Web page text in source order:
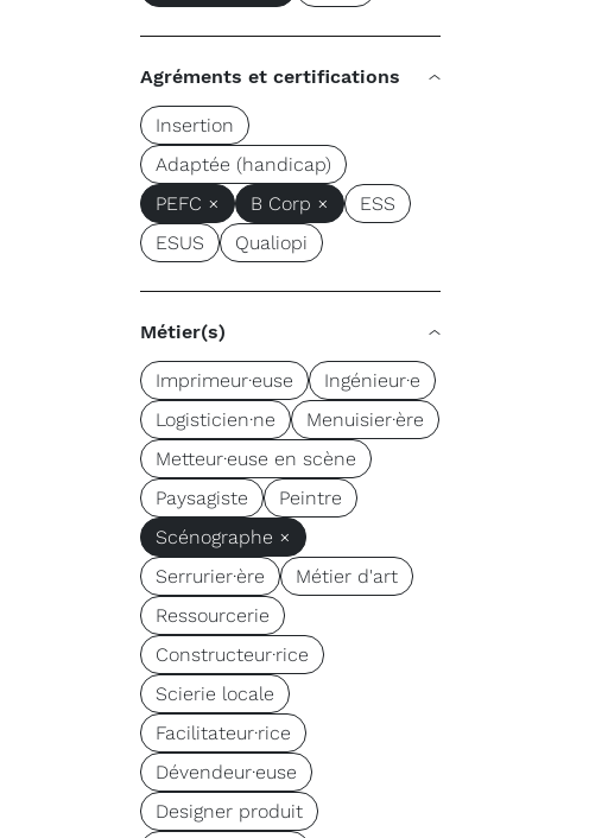
Agréments et certifications
Insertion
Adaptée (handicap)
PEFC ×
B Corp ×
ESS
ESUS
Qualiopi
Métier(s)
Imprimeur·euse
Ingénieur·e
Logisticien·ne
Menuisier·ère
Metteur·euse en scène
Paysagiste
Peintre
Scénographe ×
Serrurier·ère
Métier d'art
Ressourcerie
Constructeur·rice
Scierie locale
Facilitateur·rice
Dévendeur·euse
Designer produit